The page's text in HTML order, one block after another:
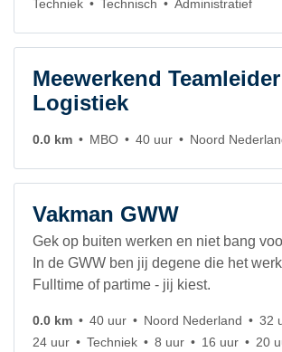
Techniek Technisch Administratief
Meewerkend Teamleider
Logistiek
0.0 km MBO 40 uur Noord
Vakman GWW
Gek op buiten werken en niet bang
In de GWW ben jij degene die het
Fulltime of partime - jij kiest.
0.0 km 40 uur Noord Nederland 32
24 uur
Techniek 8 uur 16 uur 20